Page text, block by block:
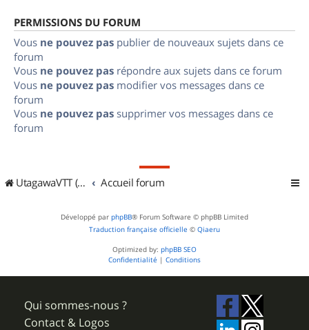
PERMISSIONS DU FORUM
Vous ne pouvez pas publier de nouveaux sujets dans ce
forum
Vous ne pouvez pas répondre aux sujets dans ce forum
Vous ne pouvez pas modifier vos messages dans ce
forum
Vous ne pouvez pas supprimer vos messages dans ce
forum
UtagawaVTT (Randos VTT et VTTAE avec traces GPS) Accueil forum
Développé par phpBB® Forum Software © phpBB Limited
Traduction française officielle © Qiaeru
Optimized by: phpBB SEO
Confidentialité | Conditions
Qui sommes-nous ?
Contact & Logos